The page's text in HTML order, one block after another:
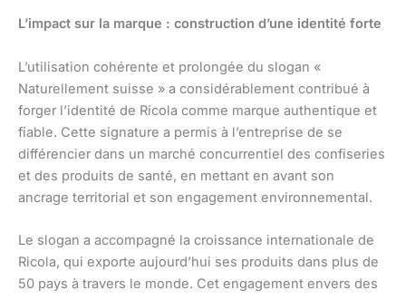
L’impact sur la marque : construction d’une identité forte
L’utilisation cohérente et prolongée du slogan «
Naturellement suisse » a considérablement contribué à
forger l’identité de Ricola comme marque authentique et
fiable. Cette signature a permis à l’entreprise de se
différencier dans un marché concurrentiel des confiseries
et des produits de santé, en mettant en avant son
ancrage territorial et son engagement environnemental.
Le slogan a accompagné la croissance internationale de
Ricola, qui exporte aujourd’hui ses produits dans plus de
50 pays à travers le monde. Cet engagement envers des